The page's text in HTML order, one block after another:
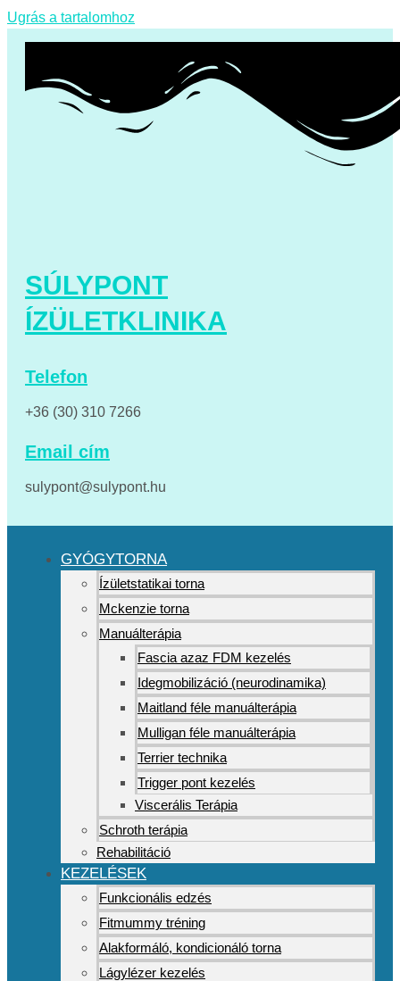
Ugrás a tartalomhoz
SÚLYPONT
ÍZÜLETKLINIKA
Telefon
+36 (30) 310 7266
Email cím
sulypont@sulypont.hu
GYÓGYTORNA
Ízületstatikai torna
Mckenzie torna
Manuálterápia
Fascia azaz FDM kezelés
Idegmobilizáció (neurodinamika)
Maitland féle manuálterápia
Mulligan féle manuálterápia
Terrier technika
Trigger pont kezelés
Viscerális Terápia
Schroth terápia
Rehabilitáció
KEZELÉSEK
Funkcionális edzés
Fitmummy tréning
Alakformáló, kondicionáló torna
Lágylézer kezelés